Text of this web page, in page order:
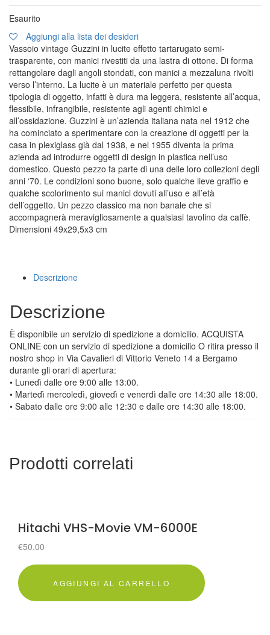
Esaurito
Aggiungi alla lista dei desideri
Vassoio vintage Guzzini in lucite effetto tartarugato semi-
trasparente, con manici rivestiti da una lastra di ottone. Di forma
rettangolare dagli angoli stondati, con manici a mezzaluna rivolti
verso l’interno. La lucite è un materiale perfetto per questa
tipologia di oggetto, infatti è dura ma leggera, resistente all’acqua,
flessibile, infrangibile, resistente agli agenti chimici e
all’ossidazione. Guzzini è un’azienda italiana nata nel 1912 che
ha cominciato a sperimentare con la creazione di oggetti per la
casa in plexiglass già dal 1938, e nel 1955 diventa la prima
azienda ad introdurre oggetti di design in plastica nell’uso
domestico. Questo pezzo fa parte di una delle loro collezioni degli
anni ‘70. Le condizioni sono buone, solo qualche lieve graffio e
qualche scolorimento sui manici dovuti all’uso e all’età
dell’oggetto. Un pezzo classico ma non banale che si
accompagnerà meravigliosamente a qualsiasi tavolino da caffè.
Dimensioni 49x29,5x3 cm
Descrizione
Descrizione
È disponibile un servizio di spedizione a domicilio. ACQUISTA
ONLINE con un servizio di spedizione a domicilio O ritira presso il
nostro shop in Via Cavalieri di Vittorio Veneto 14 a Bergamo
durante gli orari di apertura:
• Lunedì dalle ore 9:00 alle 13:00.
• Martedì mercoledì, giovedì e venerdì dalle ore 14:30 alle 18:00.
• Sabato dalle ore 9:00 alle 12:30 e dalle ore 14:30 alle 18:00.
Prodotti correlati
Hitachi VHS-Movie VM-6000E
€50.00
AGGIUNGI AL CARRELLO